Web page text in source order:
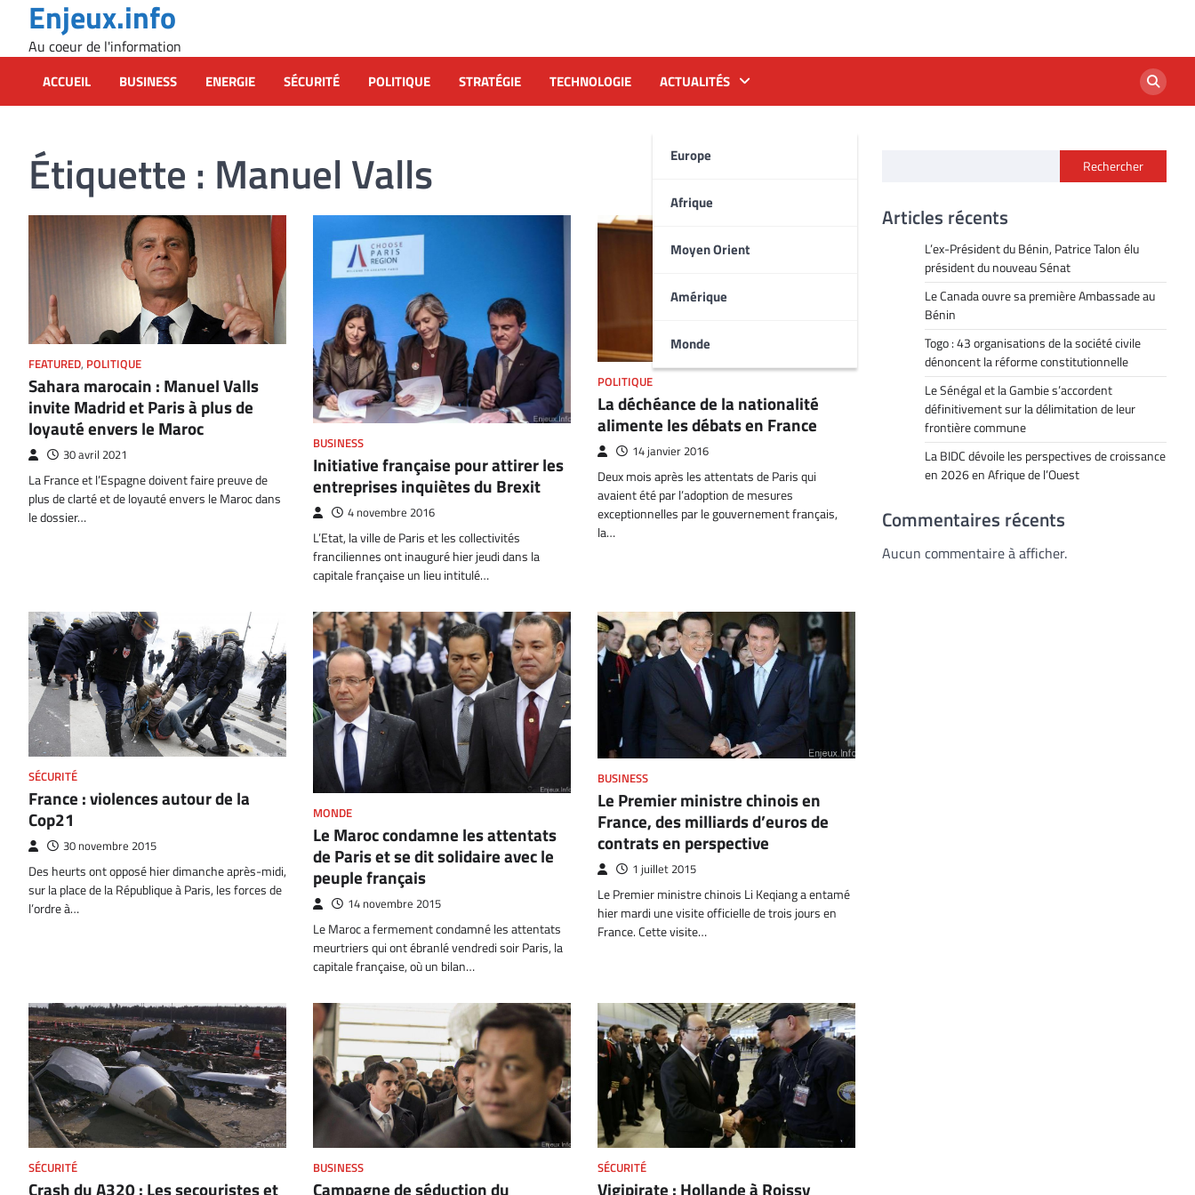
content
Enjeux.info
Au coeur de l'information
ACCUEIL BUSINESS ENERGIE SÉCURITÉ POLITIQUE STRATÉGIE TECHNOLOGIE ACTUALITÉS
Europe
Afrique
Moyen Orient
Amérique
Monde
Étiquette : Manuel Valls
FEATURED, POLITIQUE
Sahara marocain : Manuel Valls
invite Madrid et Paris à plus de
loyauté envers le Maroc
30 avril 2021
La France et l’Espagne doivent faire preuve de
plus de clarté et de loyauté envers le Maroc dans
le dossier…
BUSINESS
Initiative française pour attirer les
entreprises inquiètes du Brexit
4 novembre 2016
L’Etat, la ville de Paris et les collectivités
franciliennes ont inauguré hier jeudi dans la
capitale française un lieu intitulé…
POLITIQUE
La déchéance de la nationalité
alimente les débats en France
14 janvier 2016
Deux mois après les attentats de Paris qui
avaient été par l’adoption de mesures
exceptionnelles par le gouvernement français,
la…
SÉCURITÉ
France : violences autour de la
Cop21
30 novembre 2015
Des heurts ont opposé hier dimanche après-midi,
sur la place de la République à Paris, les forces de
l’ordre à…
MONDE
Le Maroc condamne les attentats
de Paris et se dit solidaire avec le
peuple français
14 novembre 2015
Le Maroc a fermement condamné les attentats
meurtriers qui ont ébranlé vendredi soir Paris, la
capitale française, où un bilan…
BUSINESS
Le Premier ministre chinois en
France, des milliards d’euros de
contrats en perspective
1 juillet 2015
Le Premier ministre chinois Li Keqiang a entamé
hier mardi une visite officielle de trois jours en
France. Cette visite…
SÉCURITÉ
Crash du A320 : Les secouristes et
BUSINESS
Campagne de séduction du
SÉCURITÉ
Vigipirate : Hollande à Roissy
Rechercher
Articles récents
L’ex-Président du Bénin, Patrice Talon élu
président du nouveau Sénat
Le Canada ouvre sa première Ambassade au
Bénin
Togo : 43 organisations de la société civile
dénoncent la réforme constitutionnelle
Le Sénégal et la Gambie s’accordent
définitivement sur la délimitation de leur
frontière commune
La BIDC dévoile les perspectives de croissance
en 2026 en Afrique de l’Ouest
Commentaires récents
Aucun commentaire à afficher.